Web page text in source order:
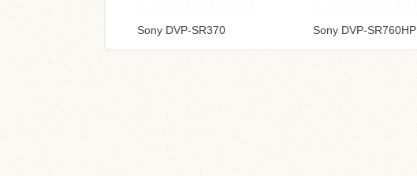
Sony DVP-SR370 Sony DVP-SR760HP